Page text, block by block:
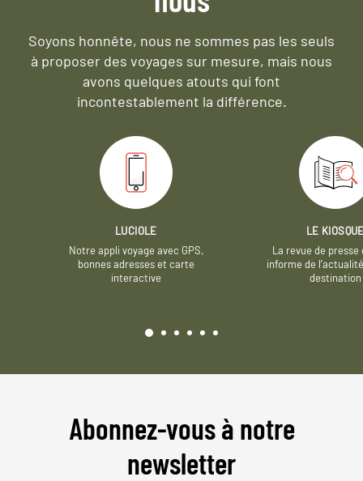
Soyons honnête, nous ne sommes pas les seuls
à proposer des voyages sur mesure, mais nous
avons quelques atouts qui font
incontestablement la différence.
LUCIOLE
Notre appli voyage avec GPS,
bonnes adresses et carte
interactive
LE
La revue de presse
informe de
destination
Abonnez-vous à notre
newsletter